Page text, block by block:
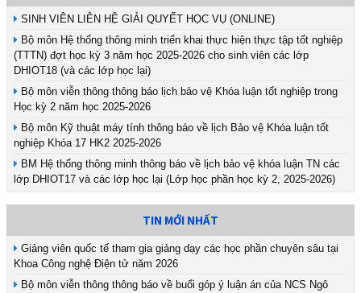
SINH VIÊN LIÊN HỆ GIẢI QUYẾT HỌC VỤ (ONLINE)
Bộ môn Hệ thống thông minh triển khai thực hiện thực tập tốt nghiệp
(TTTN) đợt học kỳ 3 năm học 2025-2026 cho sinh viên các lớp
DHIOT18 (và các lớp học lại)
Bộ môn viễn thông thông báo lịch bảo vệ Khóa luận tốt nghiệp trong
Học kỳ 2 năm học 2025-2026
Bộ môn Kỹ thuật máy tính thông báo về lịch Bảo vệ Khóa luận tốt
nghiệp Khóa 17 HK2 2025-2026
BM Hệ thống thông minh thông báo về lịch bảo vệ khóa luận TN các
lớp DHIOT17 và các lớp học lại (Lớp học phần học kỳ 2, 2025-2026)
TIN MỚI NHẤT
Giảng viên quốc tế tham gia giảng dạy các học phần chuyên sâu tại
Khoa Công nghệ Điện tử năm 2026
Bộ môn viễn thông thông báo về buổi góp ý luận án của NCS Ngô